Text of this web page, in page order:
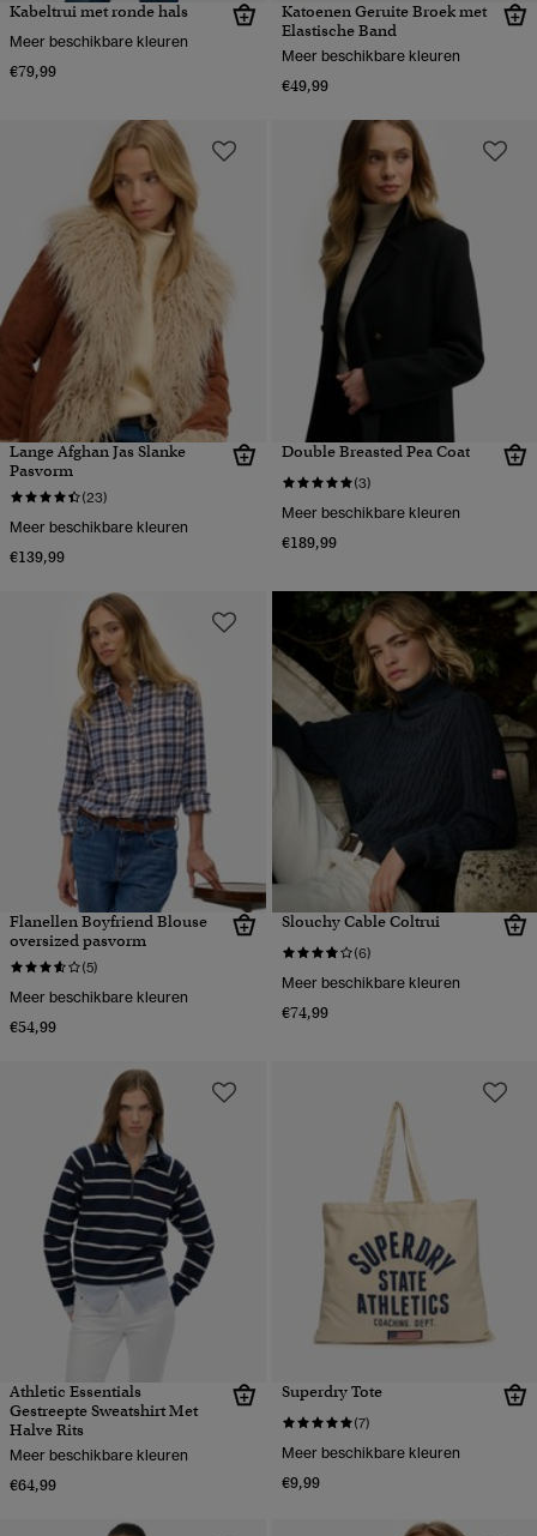
Kabeltrui met ronde hals
Meer beschikbare kleuren
€79,99
Katoenen Geruite Broek met
Elastische Band
Meer beschikbare kleuren
€49,99
Lange Afghan Jas Slanke
Pasvorm
(23)
Meer beschikbare kleuren
€139,99
Double Breasted Pea Coat
(3)
Meer beschikbare kleuren
€189,99
Flanellen Boyfriend Blouse
oversized pasvorm
(5)
Meer beschikbare kleuren
€54,99
Slouchy Cable Coltrui
(6)
Meer beschikbare kleuren
€74,99
Athletic Essentials
Gestreepte Sweatshirt Met
Halve Rits
Meer beschikbare kleuren
€64,99
Superdry Tote
(7)
Meer beschikbare kleuren
€9,99